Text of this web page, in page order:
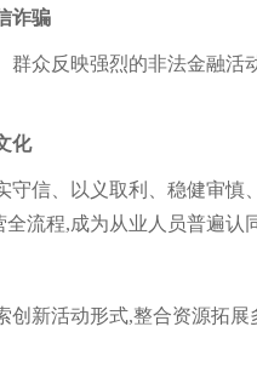
诈骗
群众反映强烈的非法金融
化
守信、以义取利、稳健审
流程,成为从业人员普遍认
创新活动形式,整合资源拓